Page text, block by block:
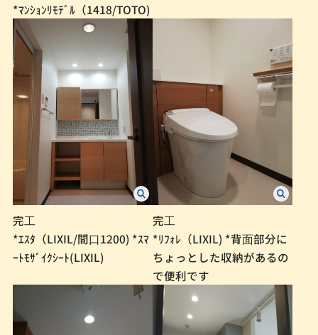
*ﾏﾝｼｮﾝﾘﾓﾃﾞﾙ（1418/TOTO)
完⼯
*ｴｽﾀ（LIXIL/間⼝1200) *ｽﾏ
ｰﾄﾓｻﾞｲｸｼｰﾄ(LIXIL)
完⼯
*ﾘﾌｫﾚ（LIXIL) *背⾯部分に
ちょっとした収納があるの
で便利です